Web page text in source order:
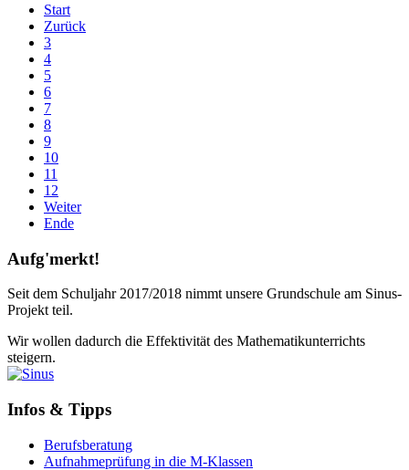
Start
Zurück
3
4
5
6
7
8
9
10
11
12
Weiter
Ende
Aufg'merkt!
Seit dem Schuljahr 2017/2018 nimmt unsere Grundschule am Sinus-
Projekt teil.
Wir wollen dadurch die Effektivität des Mathematikunterrichts
steigern.
Infos & Tipps
Berufsberatung
Aufnahmeprüfung in die M-Klassen